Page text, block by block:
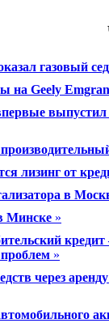
газовый
на Geely
выпустил
лизинг от
в
Минске »
»
через